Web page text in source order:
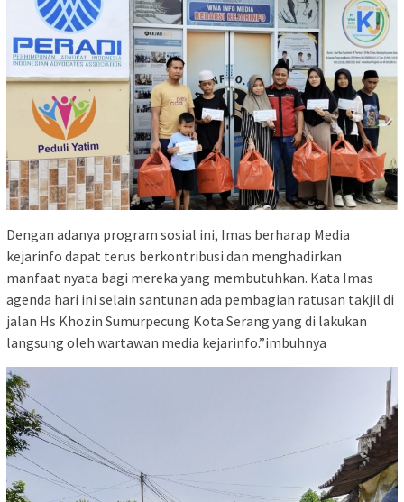
Dengan adanya program sosial ini, Imas berharap Media
kejarinfo dapat terus berkontribusi dan menghadirkan
manfaat nyata bagi mereka yang membutuhkan. Kata Imas
agenda hari ini selain santunan ada pembagian ratusan takjil di
jalan Hs Khozin Sumurpecung Kota Serang yang di lakukan
langsung oleh wartawan media kejarinfo.”imbuhnya